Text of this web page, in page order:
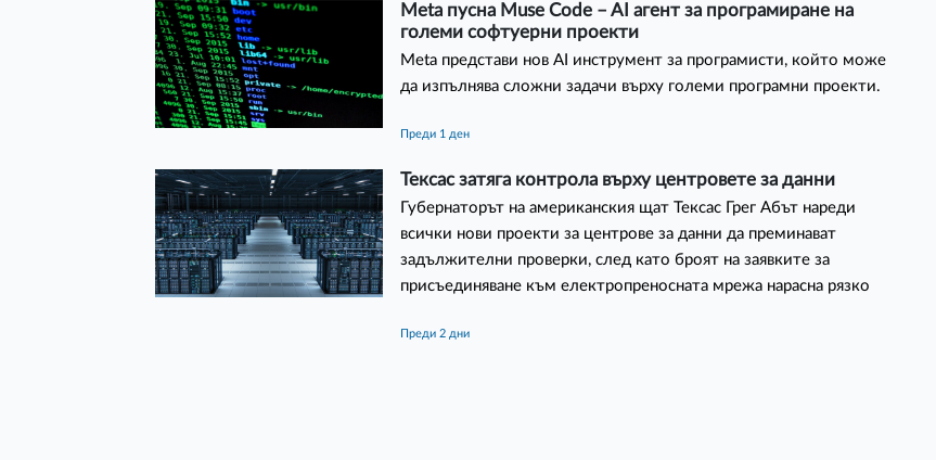
Meta пусна Muse Code – AI агент за програмиране на
големи софтуерни проекти
Meta представи нов AI инструмент за програмисти, който може
да изпълнява сложни задачи върху големи програмни проекти.
преди 1 ден
Тексас затяга контрола върху центровете за данни
Губернаторът на американския щат Тексас Грег Абът нареди
всички нови проекти за центрове за данни да преминават
задължителни проверки, след като броят на заявките за
присъединяване към електропреносната мрежа нарасна рязко
преди 2 дни